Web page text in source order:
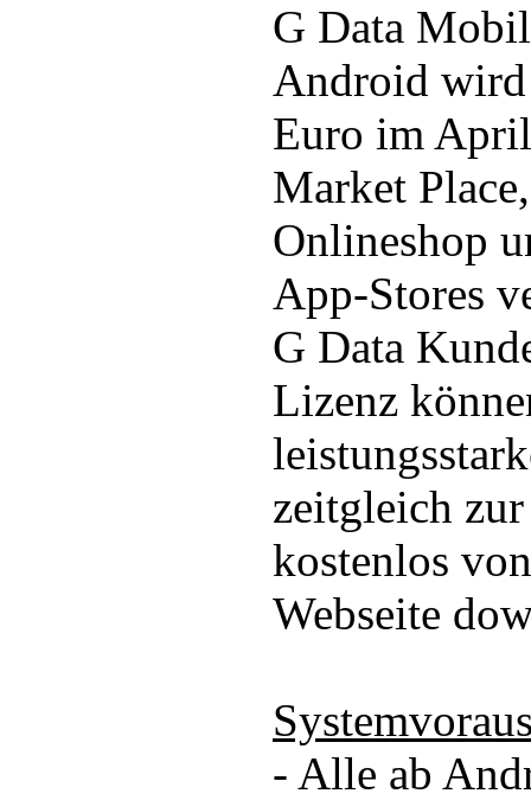
G Data
Android wird
Euro im
Market
Onlineshop
App-Stores
G Data
Lizenz
zeitgleich
kostenlos
Webseite
- Alle ab